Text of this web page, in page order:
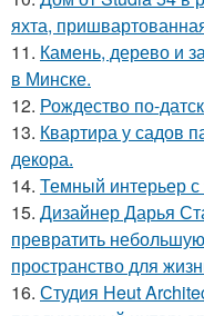
яхта,
11. Камень, дерево и
в Минске.
12. Рождество по-
13. Квартира у садов
декора.
14. Темный интерьер
15. Дизайнер Дарья
превратить
пространство для
16. Студия Heut